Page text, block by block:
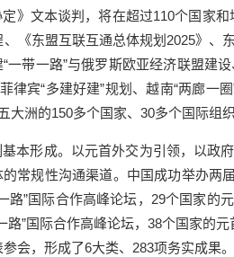
》文本谈判，将在超过110个国家
《东盟互联互通总体规划2025》
一带一路”与俄罗斯欧亚经济联盟建
律宾“多建好建”规划、越南“两廊
大洲的150多个国家、30多个国际组
本形成。以元首外交为引领，以政
常规性沟通渠道。中国成功举办两
路”国际合作高峰论坛，29个国家
路”国际合作高峰论坛，38个国家的
会，形成了6大类、283项务实成果。